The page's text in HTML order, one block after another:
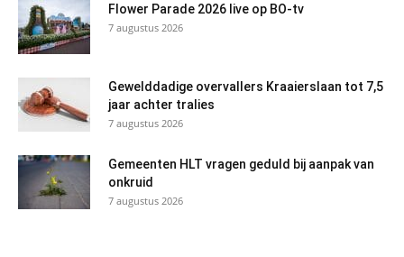
Flower Parade 2026 live op BO-tv
7 augustus 2026
Gewelddadige overvallers Kraaierslaan tot 7,5
jaar achter tralies
7 augustus 2026
Gemeenten HLT vragen geduld bij aanpak van
onkruid
7 augustus 2026